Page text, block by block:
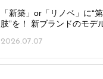
「新築」or「リノベ」に“
肢”を！ 新ブランドのモデ
2026.07.07